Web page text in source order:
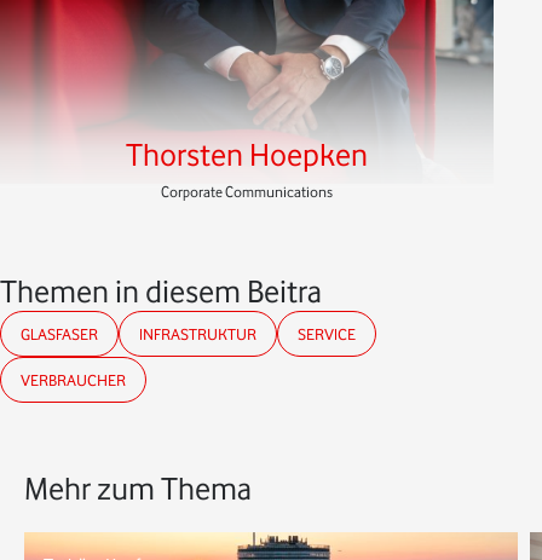
Thorsten Hoepken
Corporate Communications
Themen in diesem Beitrag
GLASFASER INFRASTRUKTUR SERVICE
VERBRAUCHER
Mehr zum Thema